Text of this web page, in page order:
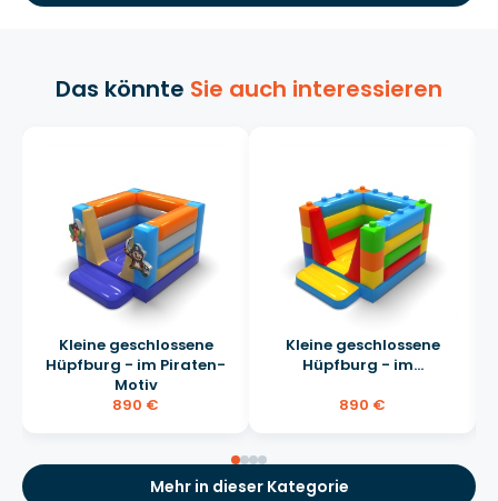
Das könnte Sie auch interessieren
Kleine geschlossene
Hüpfburg - im Piraten-
Motiv
890 €
Kleine geschlossene
Hüpfburg - im...
890 €
Mehr in dieser Kategorie